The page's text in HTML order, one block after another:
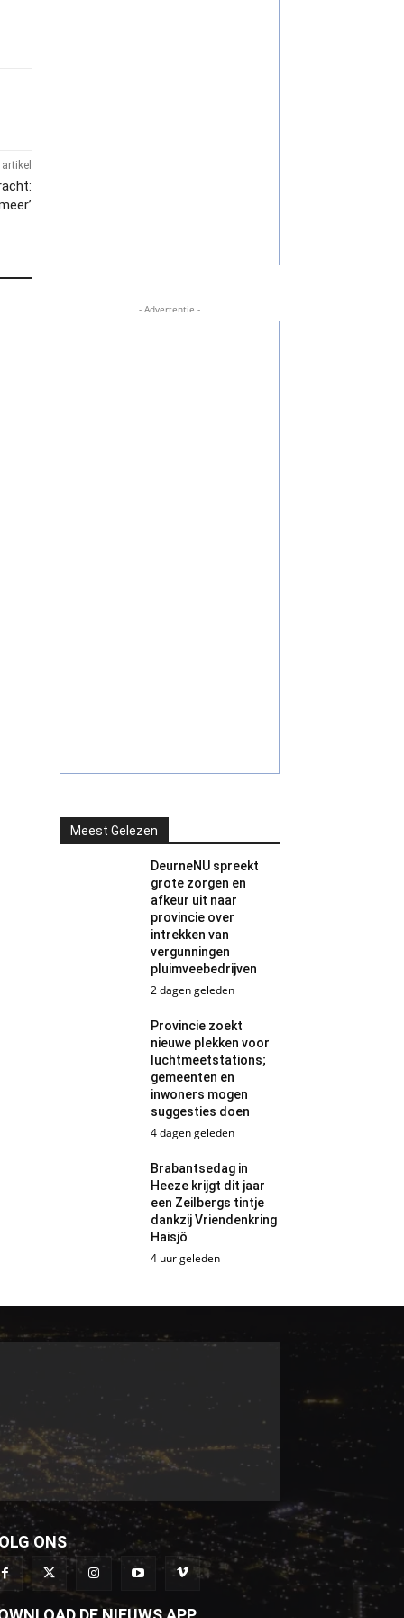
- Advertentie -
Meest Gelezen
DeurneNU spreekt
grote zorgen en
afkeur uit naar
provincie over
intrekken van
vergunningen
pluimveebedrijven
2 dagen geleden
Provincie zoekt
nieuwe plekken voor
luchtmeetstations;
gemeenten en
inwoners mogen
suggesties doen
4 dagen geleden
Brabantsedag in
Heeze krijgt dit jaar
een Zeilbergs tintje
dankzij Vriendenkring
Haisjô
4 uur geleden
ONS